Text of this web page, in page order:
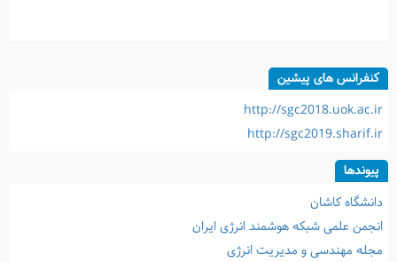
کنفرانس های پیشین
http://sgc2018.uok.ac.ir
http://sgc2019.sharif.ir
پیوندها
دانشگاه کاشان
انجمن علمی شبکه هوشمند انرژی ایران
مجله مهندسی و مدیریت انرژی